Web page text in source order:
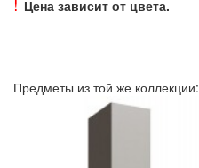
Цена зависит от цвета.
Предметы из той же коллекции: